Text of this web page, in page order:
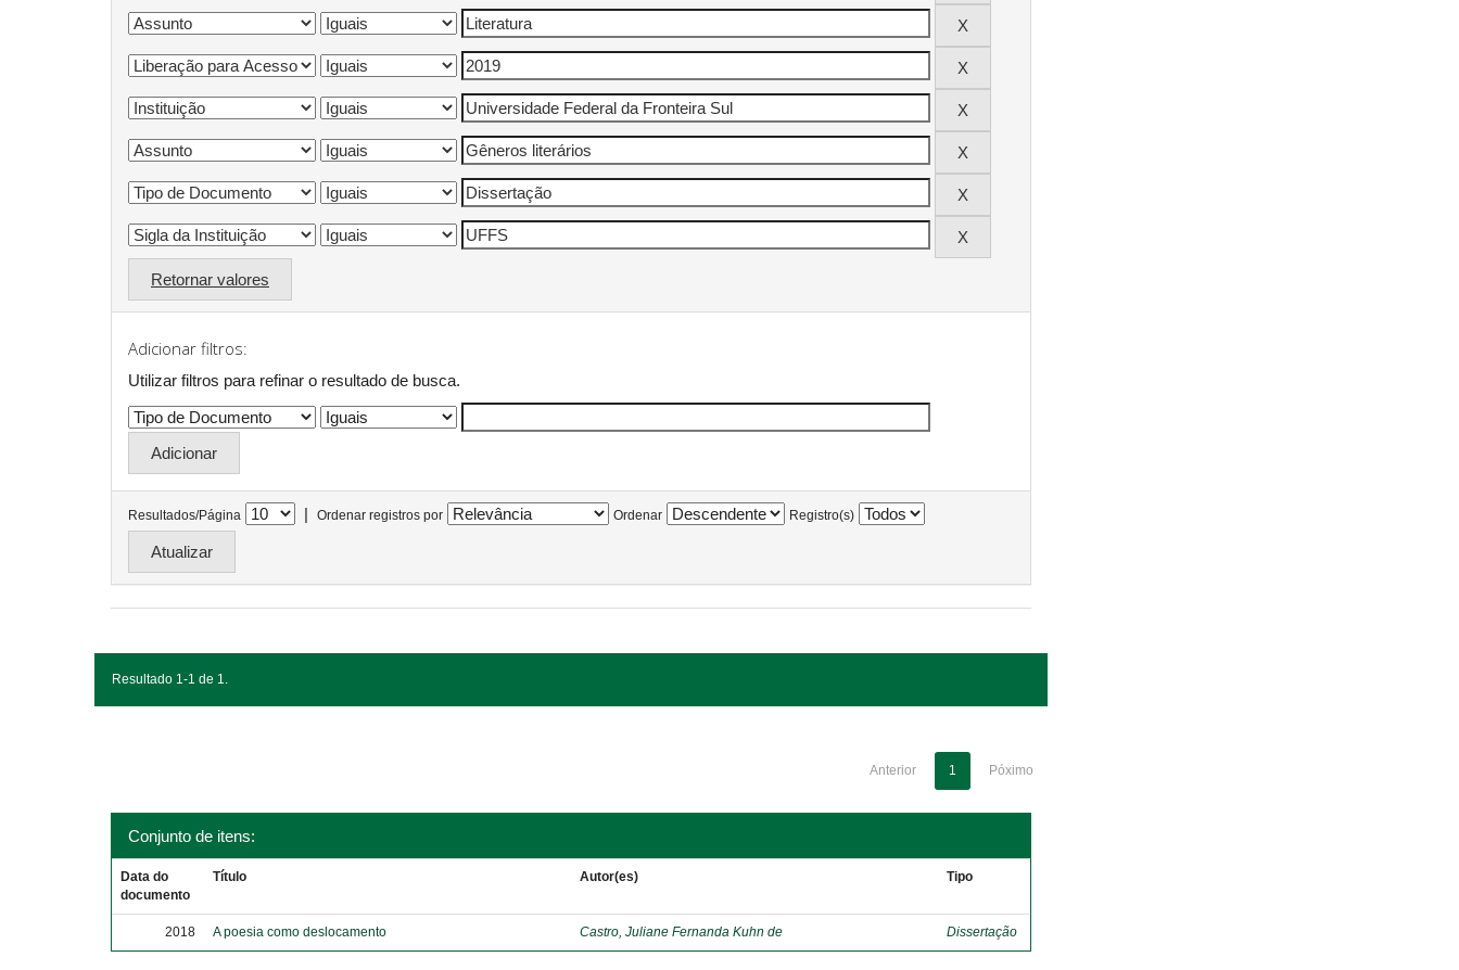
Retornar valores
Adicionar filtros:
Utilizar filtros para refinar o resultado de busca.
Resultados/Página | Ordenar registros por Ordenar Registro(s)
Resultado 1-1 de 1.
Anterior 1 Póximo
Conjunto de itens:
Data do
documento
Título Autor(es) Tipo
2018 A poesia como deslocamento Castro, Juliane Fernanda Kuhn de Dissertação